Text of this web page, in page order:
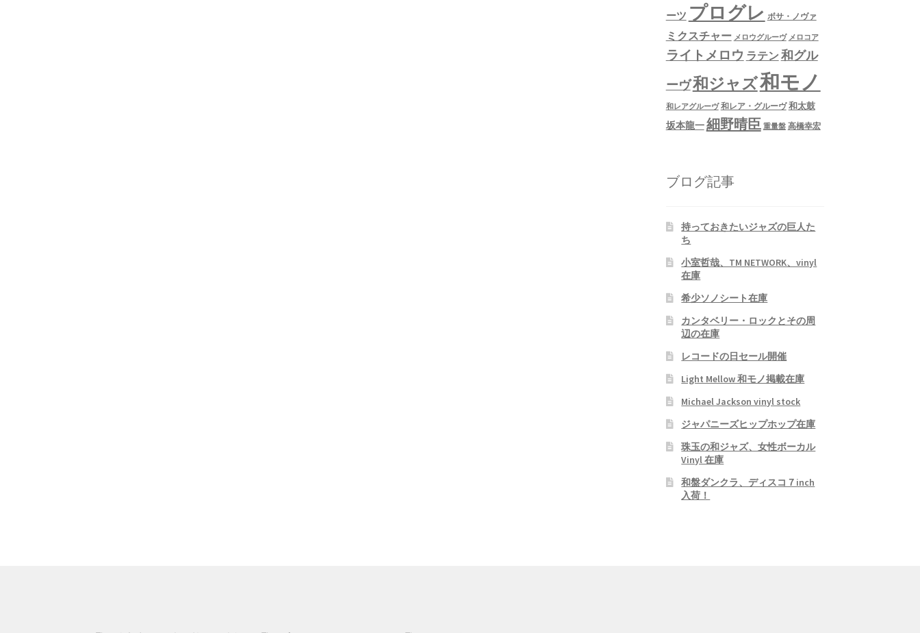
ーツ プログレ ボサ・ノヴァ
ミクスチャー メロウグルーヴ メロコア
ライトメロウ ラテン 和グル
ーヴ和ジャズ和モノ
和レアグルーヴ 和レア・グルーヴ 和太鼓
坂本龍一細野晴臣 重量盤 高橋幸宏
ブログ記事
持っておきたいジャズの巨人た
ち
小室哲哉、TM NETWORK、vinyl
在庫
希少ソノシート在庫
カンタベリー・ロックとその周
辺の在庫
レコードの日セール開催
Light Mellow 和モノ掲載在庫
Michael Jackson vinyl stock
ジャパニーズヒップホップ在庫
珠玉の和ジャズ、女性ボーカル
Vinyl 在庫
和盤ダンクラ、ディスコ７inch
入荷！